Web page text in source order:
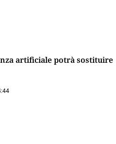
artificiale potrà sostituire